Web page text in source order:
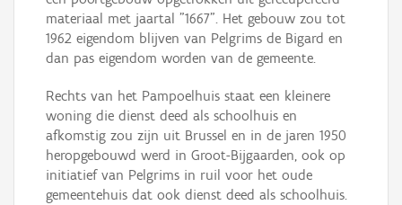
materiaal met jaartal "1667". Het gebouw zou tot
1962 eigendom blijven van Pelgrims de Bigard en
dan pas eigendom worden van de gemeente.
Rechts van het Pampoelhuis staat een kleinere
woning die dienst deed als schoolhuis en
afkomstig zou zijn uit Brussel en in de jaren 1950
heropgebouwd werd in Groot-Bijgaarden, ook op
initiatief van Pelgrims in ruil voor het oude
gemeentehuis dat ook dienst deed als schoolhuis.